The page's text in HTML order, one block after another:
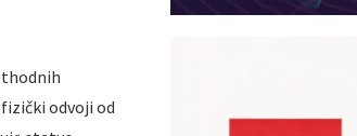
odvoji od